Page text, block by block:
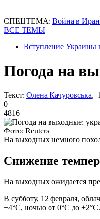
СПЕЦТЕМА: Война в
ВСЕ ТЕМЫ
Вступление Украины
Погода на
Текст: Олена Качуровська,
0
4816
Фото: Reuters
На выходных немного
Снижение
На выходных ожидается
В субботу, 12 февраля,
+4°C, ночью от 0°C до